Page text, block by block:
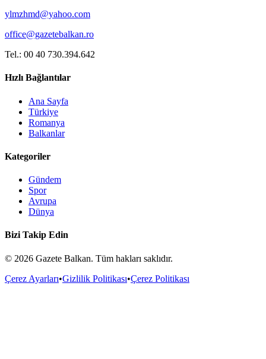
ylmzhmd@yahoo.com
office@gazetebalkan.ro
Tel.: 00 40 730.394.642
Hızlı Bağlantılar
Ana Sayfa
Türkiye
Romanya
Balkanlar
Kategoriler
Gündem
Spor
Avrupa
Dünya
Bizi Takip Edin
© 2026 Gazete Balkan. Tüm hakları saklıdır.
Çerez Ayarları•Gizlilik Politikası•Çerez Politikası